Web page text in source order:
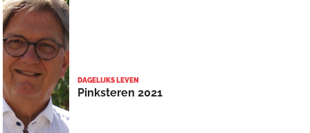
DAGELIJKS LEVEN
Pinksteren 2021